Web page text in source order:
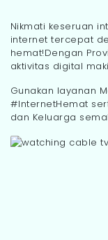
Nikmati keseruan
internet tercepat
hemat!Dengan
aktivitas digital
Gunakan layanan
#InternetHemat
dan Keluarga